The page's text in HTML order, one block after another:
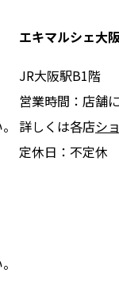
エキマルシェ大
JR大阪駅B1階
営業時間：店舗
詳しくは各店シ
定休日：不定休